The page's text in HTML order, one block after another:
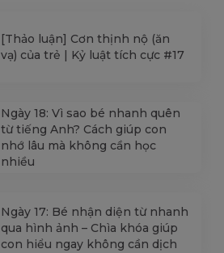
[Thảo luận] Cơn thịnh nộ (ăn
vạ) của trẻ | Kỷ luật tích cực #17
Ngày 18: Vì sao bé nhanh quên
từ tiếng Anh? Cách giúp con
nhớ lâu mà không cần học
nhiều
Ngày 17: Bé nhận diện từ nhanh
qua hình ảnh – Chìa khóa giúp
con hiểu ngay không cần dịch